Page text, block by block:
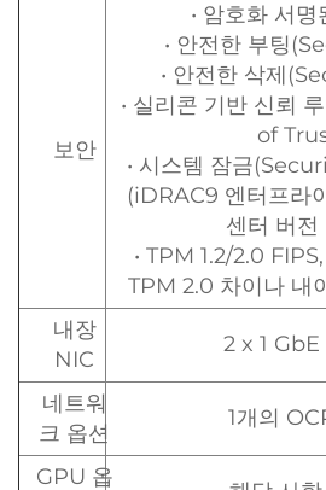
보안
• 암호화 서명
• 안전한 부팅
• 안전한 삭제
• 실리콘 기반 신뢰
of
• 시스템 잠금
(iDRAC9 엔터프라
센터 버전
• TPM 1.2/2.0
TPM 2.0 차이나 내
내장
NIC
2 x 1
네트워
크 옵션
1개의
GPU 옵